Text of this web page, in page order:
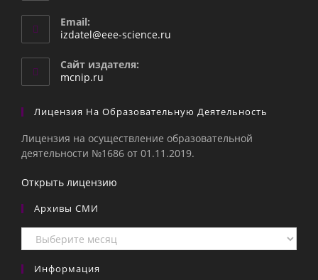
Email:
izdatel@eee-science.ru
Сайт издателя:
mcnip.ru
Лицензия На Образовательную Деятельность
Лицензия на осуществление образовательной
деятельности №1686 от 01.11.2019.
Открыть лицензию
Архивы СМИ
Архивы
СМИ
Информация